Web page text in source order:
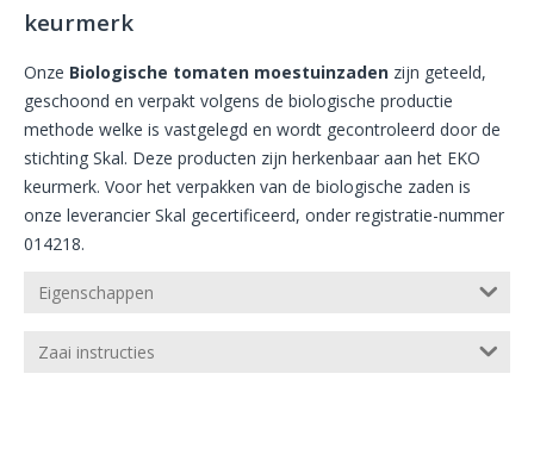
keurmerk
Onze Biologische tomaten moestuinzaden zijn geteeld,
geschoond en verpakt volgens de biologische productie
methode welke is vastgelegd en wordt gecontroleerd door de
stichting Skal. Deze producten zijn herkenbaar aan het EKO
keurmerk. Voor het verpakken van de biologische zaden is
onze leverancier Skal gecertificeerd, onder registratie-nummer
014218.
Eigenschappen
Zaai instructies